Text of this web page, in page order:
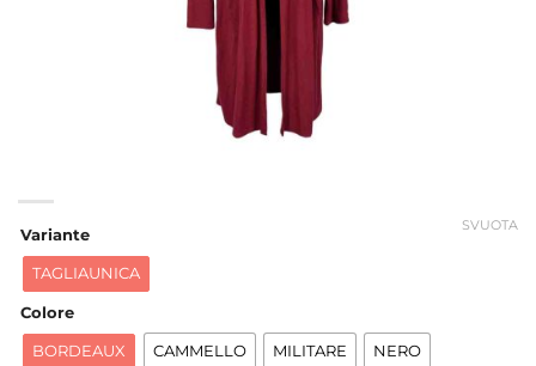
Variante
TAGLIAUNICA
Colore
BORDEAUX CAMMELLO MILITARE NERO
SVUOTA